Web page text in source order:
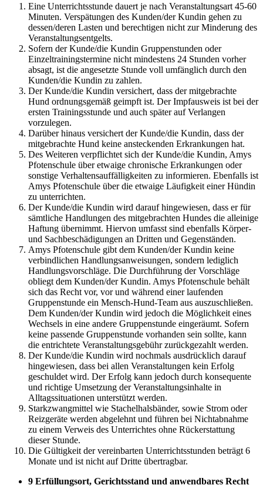
Eine Unterrichtsstunde dauert je nach Veranstaltungsart 45-60
Minuten. Verspätungen des Kunden/der Kundin gehen zu
dessen/deren Lasten und berechtigen nicht zur Minderung des
Veranstaltungsentgelts.
Sofern der Kunde/die Kundin Gruppenstunden oder
Einzeltrainingstermine nicht mindestens 24 Stunden vorher
absagt, ist die angesetzte Stunde voll umfänglich durch den
Kunden/die Kundin zu zahlen.
Der Kunde/die Kundin versichert, dass der mitgebrachte
Hund ordnungsgemäß geimpft ist. Der Impfausweis ist bei der
ersten Trainingsstunde und auch später auf Verlangen
vorzulegen.
Darüber hinaus versichert der Kunde/die Kundin, dass der
mitgebrachte Hund keine ansteckenden Erkrankungen hat.
Des Weiteren verpflichtet sich der Kunde/die Kundin, Amys
Pfotenschule über etwaige chronische Erkrankungen oder
sonstige Verhaltensauffälligkeiten zu informieren. Ebenfalls ist
Amys Pfotenschule über die etwaige Läufigkeit einer Hündin
zu unterrichten.
Der Kunde/die Kundin wird darauf hingewiesen, dass er für
sämtliche Handlungen des mitgebrachten Hundes die alleinige
Haftung übernimmt. Hiervon umfasst sind ebenfalls Körper-
und Sachbeschädigungen an Dritten und Gegenständen.
Amys Pfotenschule gibt dem Kunden/der Kundin keine
verbindlichen Handlungsanweisungen, sondern lediglich
Handlungsvorschläge. Die Durchführung der Vorschläge
obliegt dem Kunden/der Kundin. Amys Pfotenschule behält
sich das Recht vor, vor und während einer laufenden
Gruppenstunde ein Mensch-Hund-Team aus auszuschließen.
Dem Kunden/der Kundin wird jedoch die Möglichkeit eines
Wechsels in eine andere Gruppenstunde eingeräumt. Sofern
keine passende Gruppenstunde vorhanden sein sollte, kann
die entrichtete Veranstaltungsgebühr zurückgezahlt werden.
Der Kunde/die Kundin wird nochmals ausdrücklich darauf
hingewiesen, dass bei allen Veranstaltungen kein Erfolg
geschuldet wird. Der Erfolg kann jedoch durch konsequente
und richtige Umsetzung der Veranstaltungsinhalte in
Alltagssituationen unterstützt werden.
Starkzwangmittel wie Stachelhalsbänder, sowie Strom oder
Reizgeräte werden abgelehnt und führen bei Nichtabnahme
zu einem Verweis des Unterrichtes ohne Rückerstattung
dieser Stunde.
Die Gültigkeit der vereinbarten Unterrichtsstunden beträgt 6
Monate und ist nicht auf Dritte übertragbar.
9 Erfüllungsort, Gerichtsstand und anwendbares Recht